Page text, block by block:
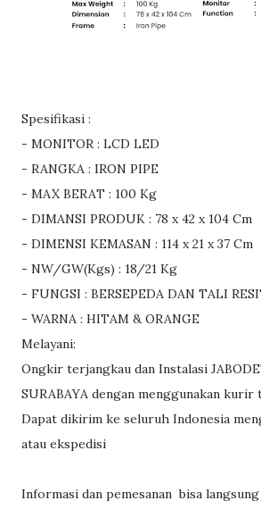
Spesifikasi :
- MONITOR : LCD LED
- RANGKA : IRON PIPE
- MAX BERAT : 100 Kg
- DIMANSI PRODUK : 78 x 42 x 104 Cm
- DIMENSI KEMASAN : 114 x 21 x 37 Cm
- NW/GW(Kgs) : 18/21 Kg
- FUNGSI : BERSEPEDA DAN TALI
- WARNA : HITAM & ORANGE
Melayani:
Ongkir terjangkau dan Instalasi
SURABAYA dengan menggunakan
Dapat dikirim ke seluruh Indonesia
atau ekspedisi
Informasi dan pemesanan bisa